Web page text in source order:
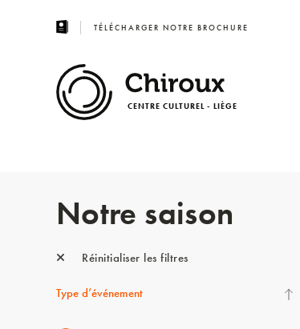
TÉLÉCHARGER NOTRE BROCHURE
CENTRE CULTUREL - LIÈGE
Notre saison
Réinitialiser les filtres
Type d’événement